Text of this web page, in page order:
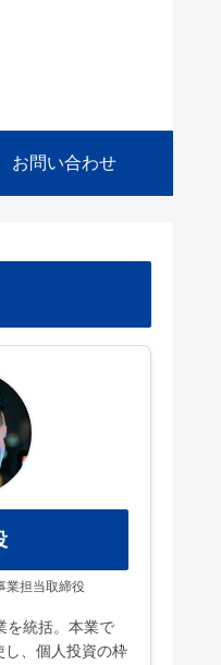
お問い合わせ
担当取締役
を統括。本業で
し、個人投資の枠